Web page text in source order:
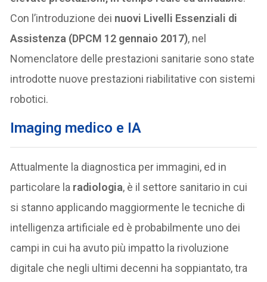
Con l’introduzione dei nuovi Livelli Essenziali di
Assistenza (DPCM 12 gennaio 2017), nel
Nomenclatore delle prestazioni sanitarie sono state
introdotte nuove prestazioni riabilitative con sistemi
robotici.
Imaging medico e IA
Attualmente la diagnostica per immagini, ed in
particolare la radiologia, è il settore sanitario in cui
si stanno applicando maggiormente le tecniche di
intelligenza artificiale ed è probabilmente uno dei
campi in cui ha avuto più impatto la rivoluzione
digitale che negli ultimi decenni ha soppiantato, tra